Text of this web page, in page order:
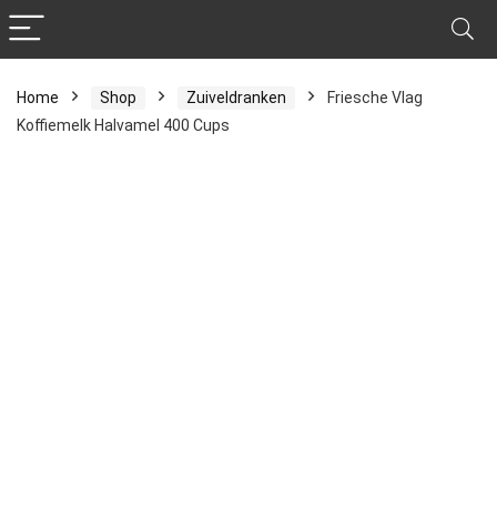
Home Shop Zuiveldranken
Friesche Vlag
Koffiemelk Halvamel 400 Cups